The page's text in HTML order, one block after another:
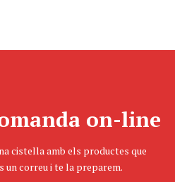
on-line
cistella amb els productes que
un correu i te la preparem.